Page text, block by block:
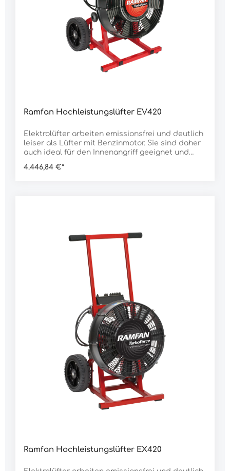
AEx-Schutz: ATEX (ganzes Gerät) Zone 1: II 2 G EX
de IIB T6 Gb Schutzart: IP55 Abmessung: 410 x
380 x 410 mmGewicht: 20.000 g
Ramfan Hochleistungslüfter EV420
Elektrolüfter arbeiten emissionsfrei und deutlich
leiser als Lüfter mit Benzinmotor. Sie sind daher
auch ideal für den Innenangriff geeignet und
Brand das Gebäude weiter belüften ohne
betrieben werden und auch am normalen 230 V
Stromnetz ohne die Sicherung auszulösen.Die
bewährte Technik von Ramfan, robust und
langlebig, macht die Elektrolüfter zu einem
verlässlichen Partner über viele
Jahre.Merkmale:7-blättriger Polymer-TurboForce-
Rotor für große Bruchsicherheit, Stabilität und
bessere Performancebreiter, einschiebbarer
Griff25 mm starker
Stahlrohrrahmenwassergeschützte und variable
Geschwindigkeitsregelung IntelliSense,
gleichbleibender und regelbarer
Luftstromstartet an 2 kW-Generator durch
AnlaufstrombegrenzungDaten:Rotor Ø: 40
cmLuftleistung nach AMCA: 18.690 m³/hGeräusch
(3 m): 84 dBMotor: 1.100 WAnschluss: 230 V 10 A
Anschlusskabel: 1,5 m mit druckwasserdichtem
Stecker IP68 Neigungswinkel: 0°-20° verstellbar
Anlaufstrom: 2 AStromaufnahme in Betrieb: 10
AAbmessung H x B x T: 570 x 440 x 470
4.446,84 €*
Ramfan Hochleistungslüfter EX420